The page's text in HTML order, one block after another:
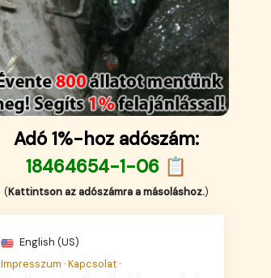
Adó 1%-hoz adószám:
18464654-1-06 📋
(Kattintson az adószámra a másoláshoz.)
English (US)
Impresszum ·Kapcsolat ·